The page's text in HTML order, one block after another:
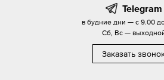
Telegram
в будние дни — с 9.00
Сб, Вс —
Заказать